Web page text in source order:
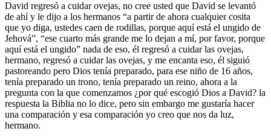
David regresó a cuidar ovejas, no cree usted que David se levantó
de ahí y le dijo a los hermanos “a partir de ahora cualquier cosita
que yo diga, ustedes caen de rodillas, porque aquí está el ungido de
Jehová”, “ese cuarto más grande me lo dejan a mí, por favor, porque
aquí está el ungido” nada de eso, él regresó a cuidar las ovejas,
hermano, regresó a cuidar las ovejas, y me encanta eso, él siguió
pastoreando pero Dios tenía preparado, para ese niño de 16 años,
tenía preparado un trono, tenía preparado un reino, ahora a la
pregunta con la que comenzamos ¿por qué escogió Dios a David? la
respuesta la Biblia no lo dice, pero sin embargo me gustaría hacer
una comparación y esa comparación yo creo que nos da luz,
hermano.